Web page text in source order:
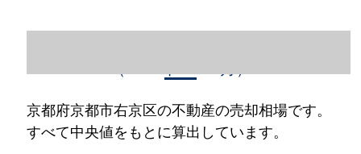
京都府京都市右京区の不動産の売却相場です。
すべて中央値をもとに算出しています。